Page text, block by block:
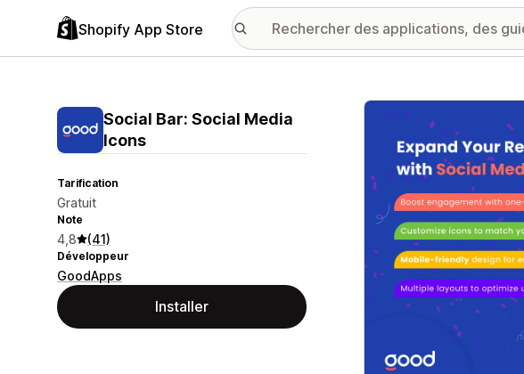
Shopify App Store
Social Bar: Social Media
Icons
Tarification
Gratuit
Note
4,8 (41)
Développeur
GoodApps
Installer
Galerie d’images vedette